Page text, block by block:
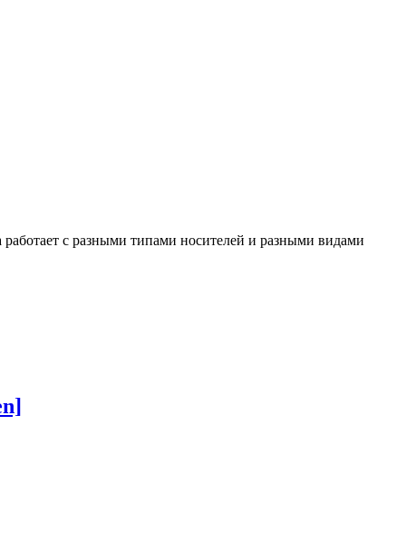
с разными типами носителей и разными видами